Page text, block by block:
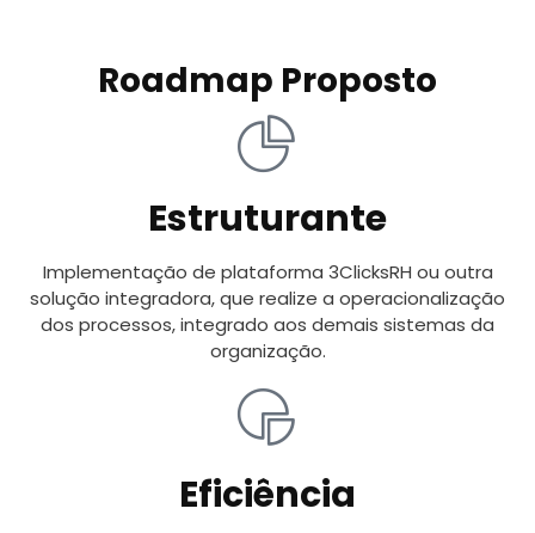
Roadmap Proposto
Estruturante
Implementação de plataforma 3ClicksRH ou outra
solução integradora, que realize a operacionalização
dos processos, integrado aos demais sistemas da
organização.
Eficiência